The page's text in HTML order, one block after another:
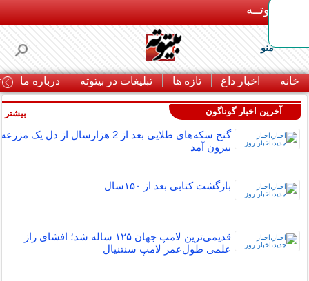
بـیتوتــه
منو
خانه اخبار داغ تازه ها تبلیغات در بیتوته درباره ما
آخرین اخبار گوناگون
گنج سکه‌های طلایی بعد از 2 هزارسال از دل یک مزرعه
بیرون آمد
بازگشت کتابی بعد از ۱۵۰سال
قدیمی‌ترین لامپ جهان ۱۲۵ ساله شد؛ افشای راز
علمی طول‌عمر لامپ سنتنیال
بیشتر